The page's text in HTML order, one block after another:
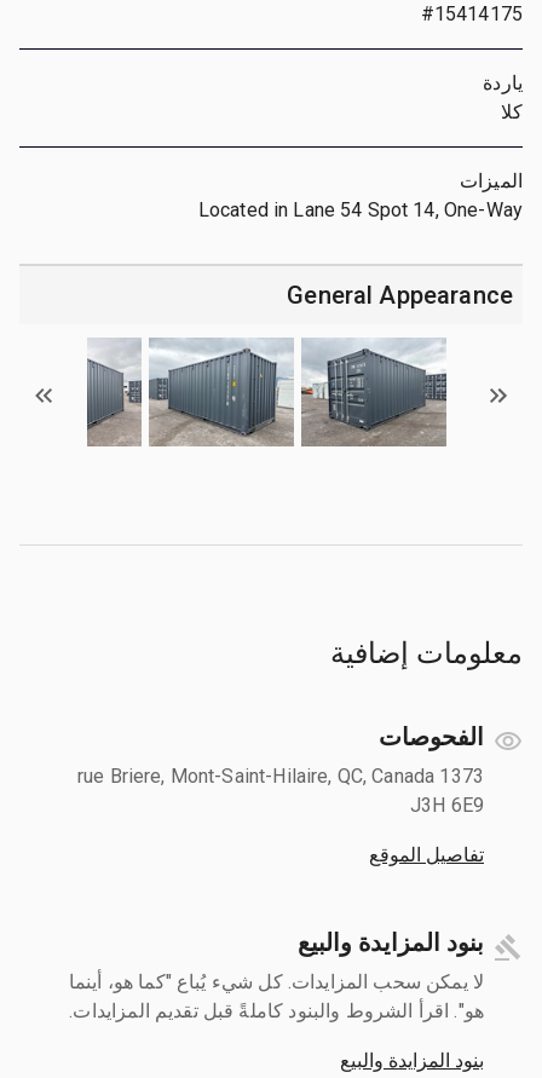
#15414175
ياردة
كلا
الميزات
Located in Lane 54 Spot 14, One-Way
General Appearance
معلومات إضافية
الفحوصات
1373 rue Briere, Mont-Saint-Hilaire, QC, Canada
J3H 6E9
تفاصيل الموقع
بنود المزايدة والبيع
لا يمكن سحب المزايدات. كل شيء يُباع "كما هو، أينما
هو". اقرأ الشروط والبنود كاملةً قبل تقديم المزايدات.
بنود المزايدة والبيع